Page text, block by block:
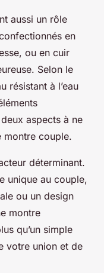
aussi un rôle
en
ou en cuir
Selon le
résistant à l’eau
aspects à ne
montre couple.
déterminant.
unique au couple,
ou un design
montre
qu’un simple
votre union et de